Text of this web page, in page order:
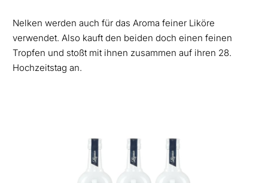
Nelken werden auch für das Aroma feiner Liköre
verwendet. Also kauft den beiden doch einen feinen
Tropfen und stoßt mit ihnen zusammen auf ihren 28.
Hochzeitstag an.